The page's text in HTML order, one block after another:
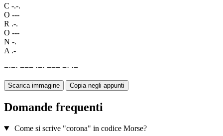
C -.-.
O ---
R .-.
O ---
N -.
A .-
−·−· −−− ·−· −−− −· ·−
Scarica immagine Copia negli appunti
Domande frequenti
Come si scrive "corona" in codice Morse?